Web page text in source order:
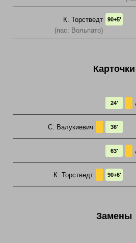
К. Торстведт
(пас: Вольпато)
90+5'
Карточки
24'
С. Валукиевич 36'
63'
К. Торстведт 90+6'
Замены